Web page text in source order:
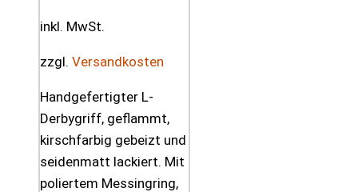
inkl. MwSt.
zzgl. Versandkosten
Handgefertigter L-
Derbygriff, geflammt,
kirschfarbig gebeizt und
seidenmatt lackiert. Mit
poliertem Messingring,